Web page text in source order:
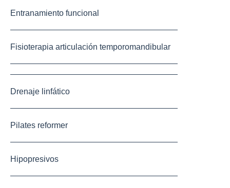
Entranamiento funcional
Fisioterapia articulación temporomandibular
Drenaje linfático
Pilates reformer
Hipopresivos